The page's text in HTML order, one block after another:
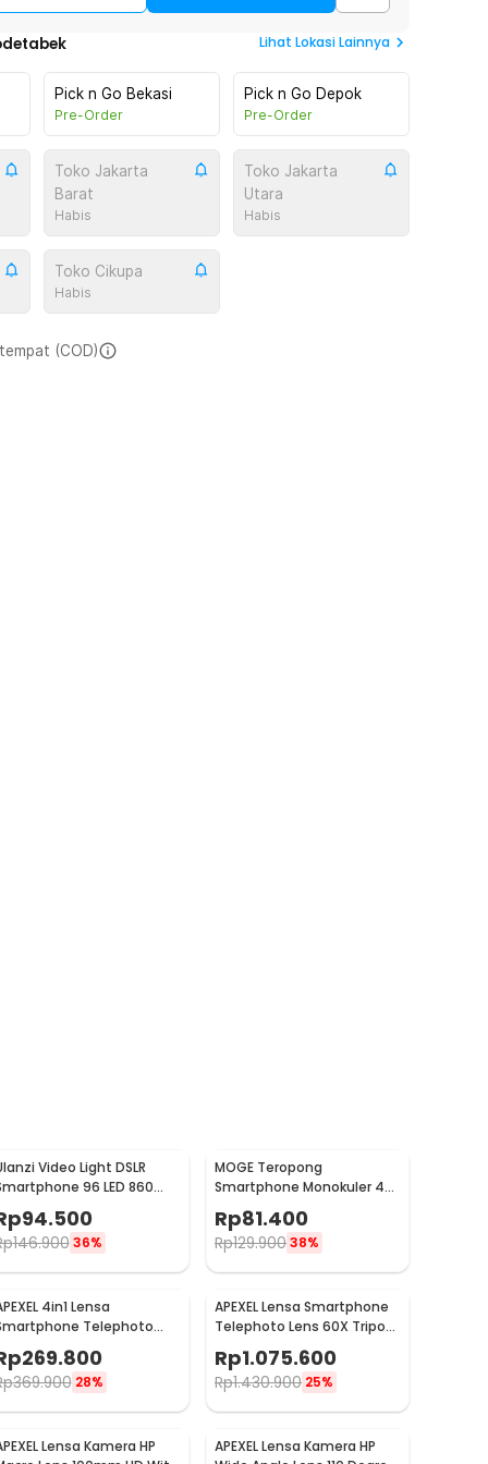
Lihat Lokasi Lainnya
Pick n Go Bekasi
Pre-Order
Pick n Go Depok
Pre-Order
Toko Jakarta
Barat
Habis
Toko Jakarta
Utara
Habis
Toko Cikupa
Habis
(COD)
Video Light DSLR
96 LED 860
94.500
146.900 36%
MOGE Teropong
Smartphone Monokuler 40
x 60 Magnification Zoom -
KL1040
Rp81.400
Rp129.90038%
4in1 Lensa
Telephoto
Wide Macro Fisheye - APL-
4IN1
269.800
369.900 28%
APEXEL Lensa Smartphone
Telephoto Lens 60X Tripod
Remote - APL-JS60XJJ09
Rp1.075.600
Rp1.430.900 25%
Lensa Kamera HP
APEXEL Lensa Kamera HP